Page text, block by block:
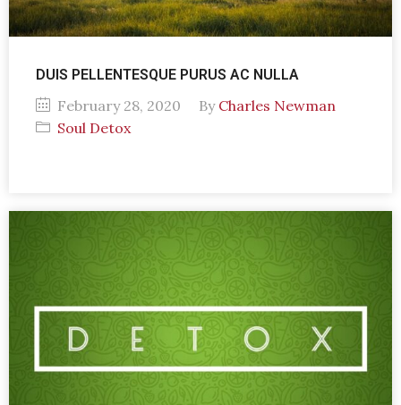
DUIS PELLENTESQUE PURUS AC NULLA
February 28, 2020 By Charles Newman
Soul Detox